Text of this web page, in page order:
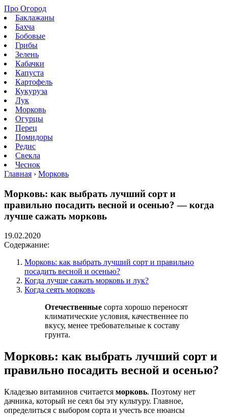
Про Огород
Баклажаны
Бахча
Бобовые
Грибы
Зелень
Кабачки
Капуста
Картофель
Кукуруза
Лук
Морковь
Огурцы
Перец
Помидоры
Редис
Свекла
Чеснок
Главная › Морковь
Морковь: как выбрать лучший сорт и
правильно посадить весной и осенью? — когда
лучше сажать морковь
19.02.2020
Содержание:
Морковь: как выбрать лучший сорт и правильно
посадить весной и осенью?
Когда лучше сажать морковь и лук?
Когда сеять морковь
Отечественные сорта хорошо переносят
климатические условия, качественнее по
вкусу, менее требовательные к составу
грунта.
Морковь: как выбрать лучший сорт и
правильно посадить весной и осенью?
Кладезью витаминов считается морковь. Поэтому нет
дачника, который не сеял бы эту культуру. Главное,
определиться с выбором сорта и учесть все нюансы